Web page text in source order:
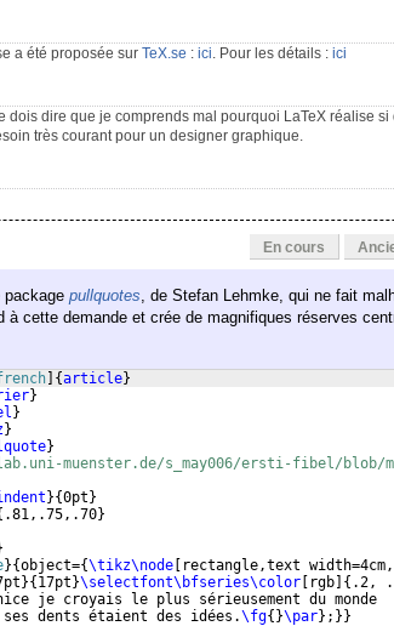
a été proposée sur TeX.se : ici. Pour les détails : ici
dois dire que je comprends mal pourquoi LaTeX réalise
très courant pour un designer graphique.
En cours
package pullquotes, de Stefan Lehmke, qui ne fait
à cette demande et crée de magnifiques réserves
{article}
}
}
}
}
muenster.de/s_may006/ersti-fibel/blob/
}{0pt }
.81,.75,.70}
}{object={\tikz\node rectangle,text
}{ 17pt }\selectfont\bfseries\color rgb { .2,
je croyais le plus sérieusement du monde
dents étaient des idées.\fg{ }\par} ; }}